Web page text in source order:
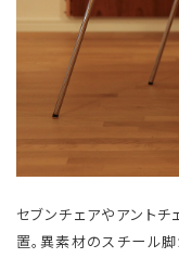
セブンチェアやアントチ
置。異素材のスチール